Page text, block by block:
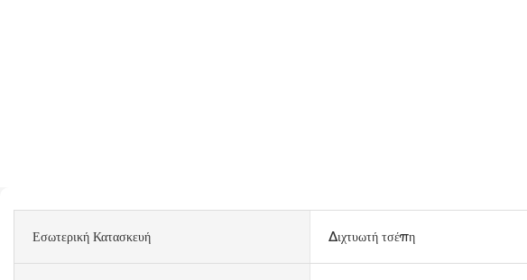
Εσωτερική Κατασκευή Διχτυωτή τσέπη